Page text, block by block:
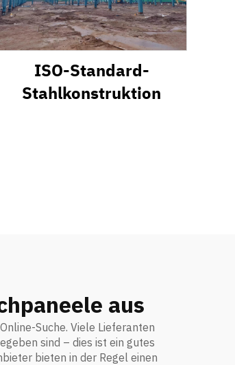
ISO-Standard-
Stahlkonstruktion
aus
Suche. Viele Lieferanten
sind – dies ist ein gutes
bieten in der Regel einen